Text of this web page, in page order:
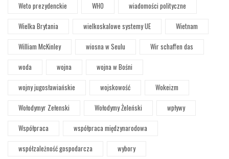
Weto prezydenckie
WHO
wiadomości polityczne
Wielka Brytania
wielkoskalowe systemy UE
Wietnam
William McKinley
wiosna w Seulu
Wir schaffen das
woda
wojna
wojna w Bośni
wojny jugosławiańskie
wojskowość
Wokeizm
Wołodymyr Zełenski
Wołodymy Żeleński
wpływy
Współpraca
współpraca międzynarodowa
współzależność gospodarcza
wybory